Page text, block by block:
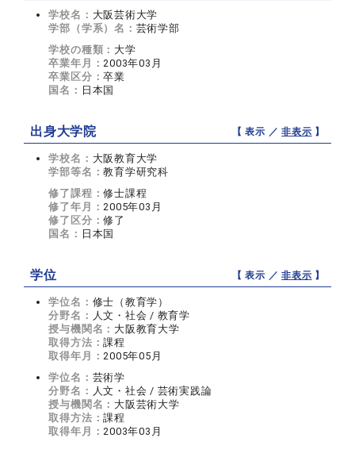
学校名： 大阪芸術大学
学部（学系）名： 芸術学部
学校の種類： 大学
卒業年月： 2003年03月
卒業区分：卒業
国名： 日本国
出身大学院 【 表示 ／非表示 】
学校名： 大阪教育大学
学部等名：教育学研究科
修了課程：修士課程
修了年月： 2005年03月
修了区分：修了
国名： 日本国
学位 【 表示 ／非表示 】
学位名： 修士（教育学）
分野名： 人文・社会 / 教育学
授与機関名： 大阪教育大学
取得方法：課程
取得年月： 2005年05月
学位名： 芸術学
分野名： 人文・社会 / 芸術実践論
授与機関名： 大阪芸術大学
取得方法：課程
取得年月： 2003年03月